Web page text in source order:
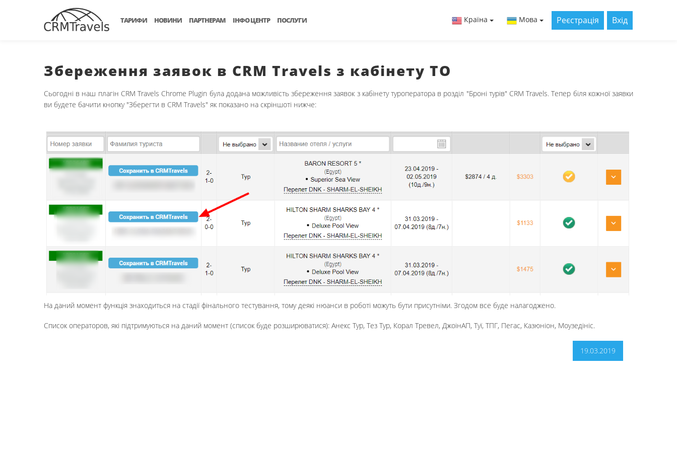
ТАРИФИ НОВИНИ ПАРТНЕРАМ ІНФО ЦЕНТР ПОСЛУГИ Країна Мова Реєстрація Вхід
Збереження заявок в CRM Travels з кабінету ТО
Сьогодні в наш плагін CRM Travels Chrome Plugin була додана можливість збереження заявок з кабінету туроператора в розділ "Броні турів" CRM Travels. Тепер біля кожної заявки
ви будете бачити кнопку "Зберегти в CRM Travels" як показано на скріншоті нижче:
На даний момент функція знаходиться на стадії фінального тестування, тому деякі нюанси в роботі можуть бути присутніми. Згодом все буде налагоджено.
Список операторов, які підтримуються на даний момент (список буде розширюватися): Анекс Тур, Тез Тур, Корал Тревел, ДжоінАП, Туї, ТПГ, Пегас, Казюніон, Моузедініс.
19.03.2019